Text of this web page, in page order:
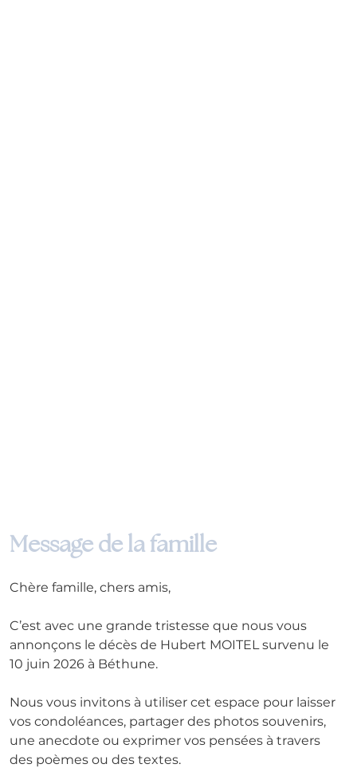
Message de la famille
Chère famille, chers amis,
C’est avec une grande tristesse que nous vous
annonçons le décès de Hubert MOITEL survenu le
10 juin 2026 à Béthune.
Nous vous invitons à utiliser cet espace pour laisser
vos condoléances, partager des photos souvenirs,
une anecdote ou exprimer vos pensées à travers
des poèmes ou des textes.